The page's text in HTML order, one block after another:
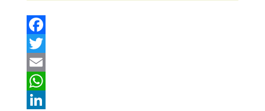
F
a
c
e
T
w
E
m
W